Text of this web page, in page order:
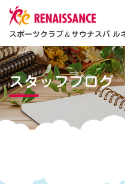
スポーツクラブ＆サウナスパ ル
スタッフブログ